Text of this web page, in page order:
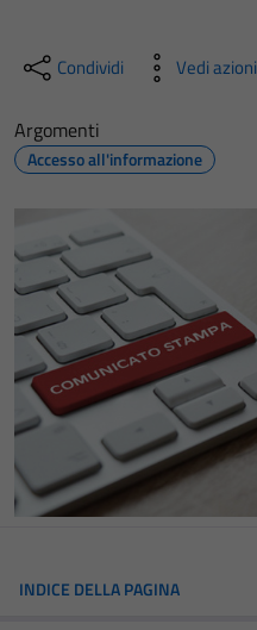
Condividi Vedi azioni
Argomenti
Accesso all'informazione
INDICE DELLA PAGINA